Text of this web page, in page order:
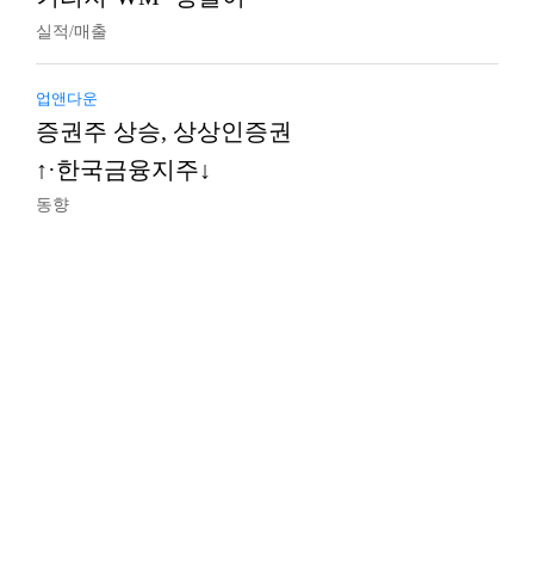
실적/매출
업앤다운
증권주 상승, 상상인증권
↑·한국금융지주↓
동향